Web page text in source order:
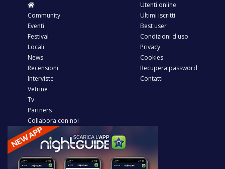
Community
Eventi
Festival
Locali
News
Recensioni
Interviste
Vetrine
Tv
Partners
Collabora con noi
Utenti online
Ultimi iscritti
Best user
Condizioni d'uso
Privacy
Cookies
Recupera password
Contatti